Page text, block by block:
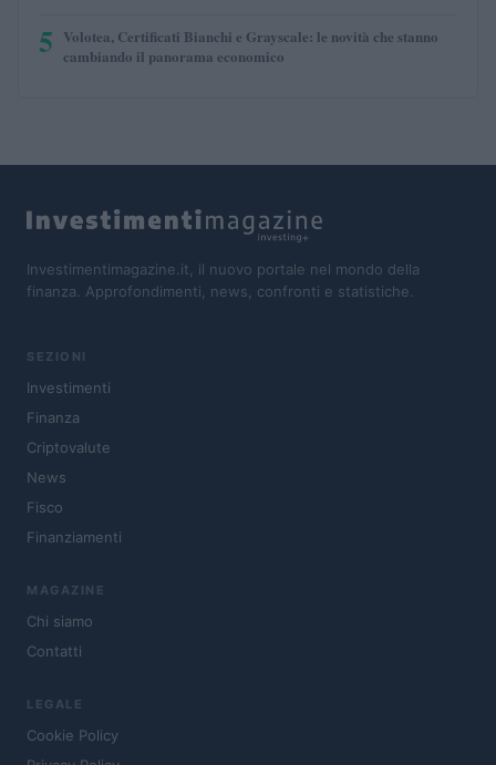
5 Volotea, Certificati Bianchi e Grayscale: le novità che stanno
cambiando il panorama economico
Investimentimagazine.it, il nuovo portale nel mondo della
finanza. Approfondimenti, news, confronti e statistiche.
SEZIONI
Investimenti
Finanza
Criptovalute
News
Fisco
Finanziamenti
MAGAZINE
Chi siamo
Contatti
LEGALE
Cookie Policy